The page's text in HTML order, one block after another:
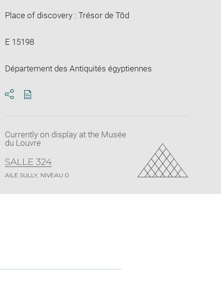
Place of discovery : Trésor de Tôd
E 15198
Département des Antiquités égyptiennes
Currently on display at the Musée
du Louvre
SALLE 324
AILE SULLY, NIVEAU 0